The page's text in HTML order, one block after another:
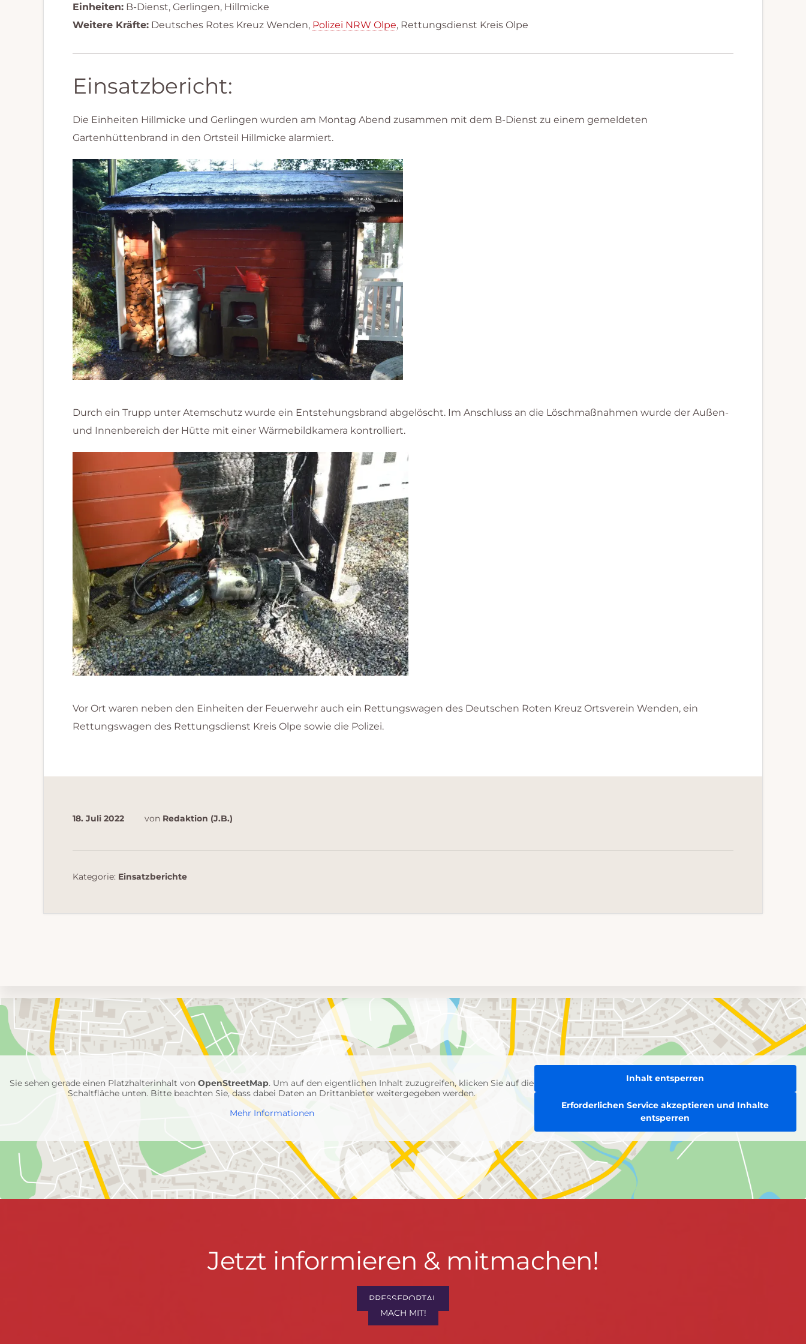
Einheiten: B-Dienst, Gerlingen, Hillmicke
Weitere Kräfte: Deutsches Rotes Kreuz Wenden, Polizei NRW Olpe, Rettungsdienst Kreis Olpe
Einsatzbericht:
Die Einheiten Hillmicke und Gerlingen wurden am Montag Abend zusammen mit dem B-Dienst zu einem gemeldeten
Gartenhüttenbrand in den Ortsteil Hillmicke alarmiert.
Durch ein Trupp unter Atemschutz wurde ein Entstehungsbrand abgelöscht. Im Anschluss an die Löschmaßnahmen wurde der Außen-
und Innenbereich der Hütte mit einer Wärmebildkamera kontrolliert.
Vor Ort waren neben den Einheiten der Feuerwehr auch ein Rettungswagen des Deutschen Roten Kreuz Ortsverein Wenden, ein
Rettungswagen des Rettungsdienst Kreis Olpe sowie die Polizei.
18. Juli 2022 von Redaktion (J.B.)
Kategorie: Einsatzberichte
Umgebungskarte
mit
Feuerwehr-
Einheiten
Sie sehen gerade einen Platzhalterinhalt vonOpenStreetMap. Um auf den eigentlichen Inhalt zuzugreifen, klicken Sie auf die
Schaltfläche unten. Bitte beachten Sie, dass dabei Daten an Drittanbieter weitergegeben werden.
Mehr Informationen
Inhalt entsperren
Erforderlichen Service akzeptieren und Inhalte
entsperren
Jetzt informieren & mitmachen!
PRESSEPORTAL
MACH MIT!